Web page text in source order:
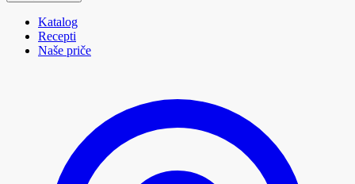
Katalog
Recepti
Naše priče